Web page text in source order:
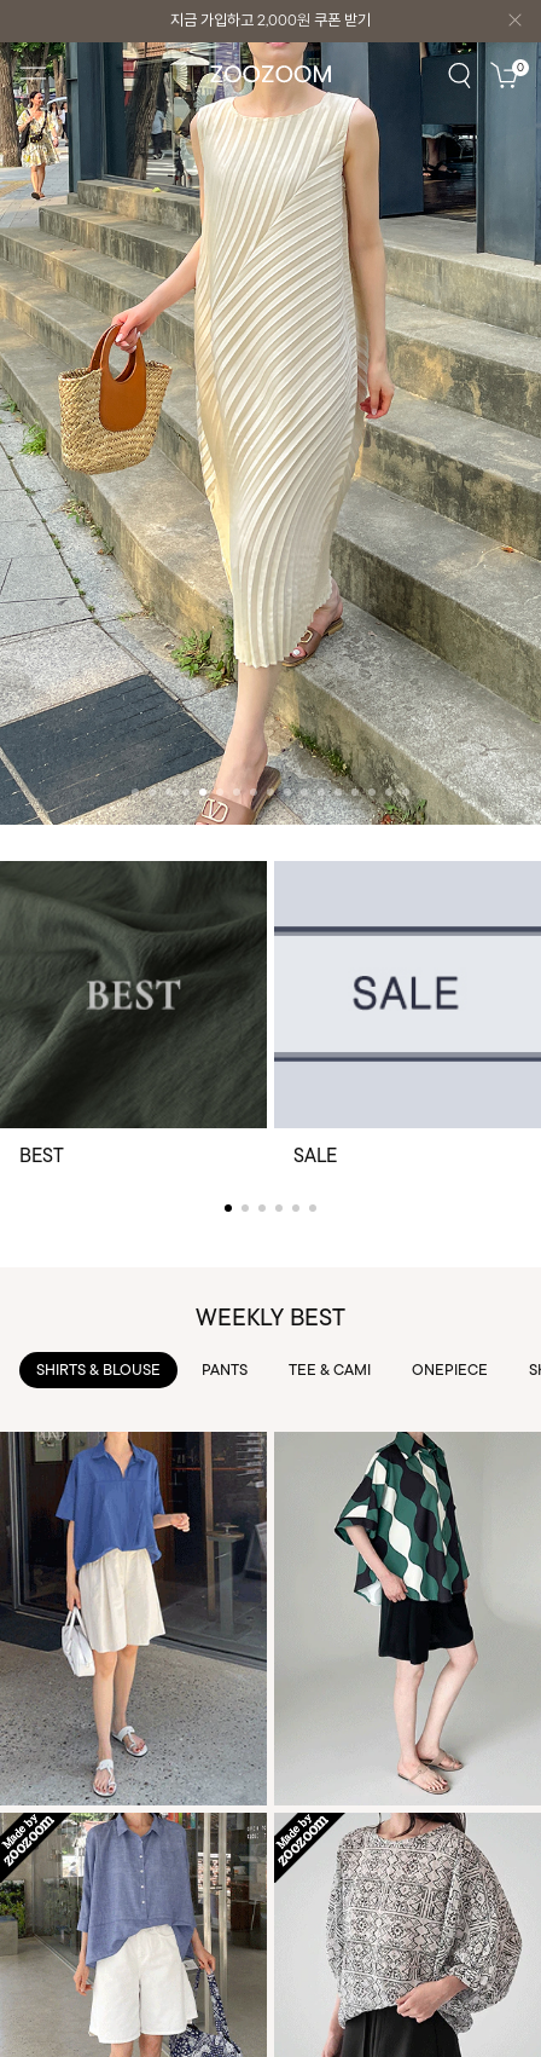
지금 가입하고 2,000원 쿠폰 받기
지금 가입하고2,000원쿠폰 받기 0
BEST SALE
WEEKLY BEST
PANTS TEE & CAMI ONEPIECE SKIRTS OUTWEAR